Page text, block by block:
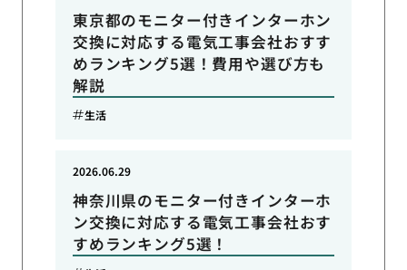
東京都のモニター付きインターホン
交換に対応する電気工事会社おすす
めランキング5選！費用や選び方も
解説
生活
神奈川県のモニター付きインターホ
ン交換に対応する電気工事会社おす
すめランキング5選！
2026.06.29